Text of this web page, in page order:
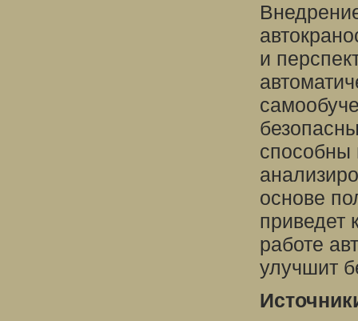
и
способны
основе
приведет
работе
улучшит